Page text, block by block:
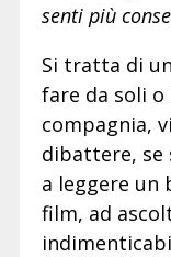
senti più
Si tratta di
fare da soli o
compagnia,
dibattere, se
a leggere un
film, ad